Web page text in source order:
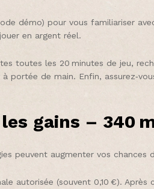
démo) pour vous familiariser
en argent réel.
toutes les 20 minutes de jeu,
de main. Enfin,
gains – 340
peuvent augmenter vos chances
autorisée (souvent 0,10 €).